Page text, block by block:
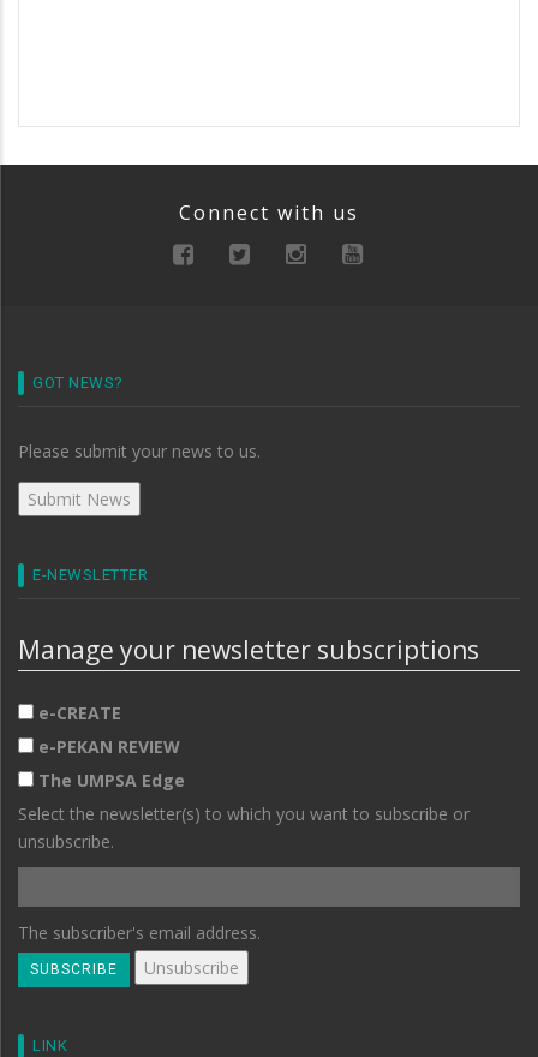
Connect with us
GOT NEWS?
Please submit your news to us.
E-NEWSLETTER
Manage your newsletter subscriptions
e-CREATE
e-PEKAN REVIEW
The UMPSA Edge
Select the newsletter(s) to which you want to subscribe or
unsubscribe.
The subscriber's email address.
LINK